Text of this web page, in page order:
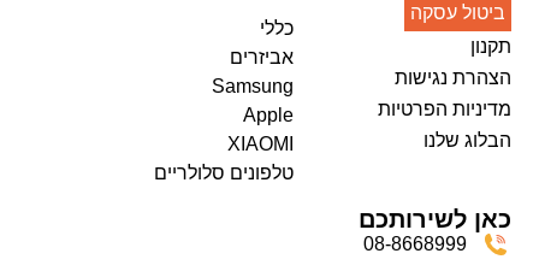
ביטול עסקה
תקנון
הצהרת נגישות
מדיניות הפרטיות
הבלוג שלנו
כללי
אביזרים
Samsung
Apple
XIAOMI
טלפונים סלולריים
כאן לשירותכם
08-8668999